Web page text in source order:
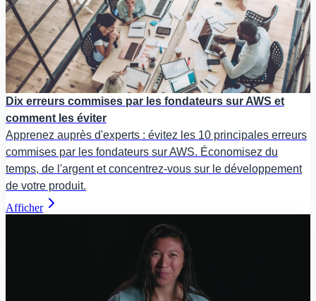
Dix erreurs commises par les fondateurs sur AWS et
comment les éviter
Apprenez auprès d'experts : évitez les 10 principales erreurs
commises par les fondateurs sur AWS. Économisez du
temps, de l'argent et concentrez-vous sur le développement
de votre produit.
Afficher